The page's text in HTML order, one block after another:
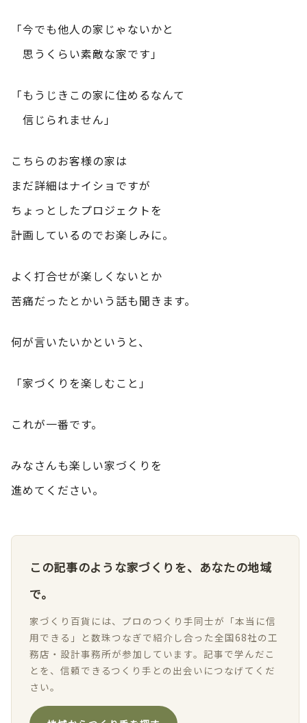
「今でも他人の家じゃないかと
思うくらい素敵な家です」
「もうじきこの家に住めるなんて
信じられません」
こちらのお客様の家は
まだ詳細はナイショですが
ちょっとしたプロジェクトを
計画しているのでお楽しみに。
よく打合せが楽しくないとか
苦痛だったとかいう話も聞きます。
何が言いたいかというと、
「家づくりを楽しむこと」
これが一番です。
みなさんも楽しい家づくりを
進めてください。
この記事のような家づくりを、あなたの地域
で。
家づくり百貨には、プロのつくり手同士が「本当に信
用できる」と数珠つなぎで紹介し合った全国68社の工
務店・設計事務所が参加しています。記事で学んだこ
とを、信頼できるつくり手との出会いにつなげてくだ
さい。